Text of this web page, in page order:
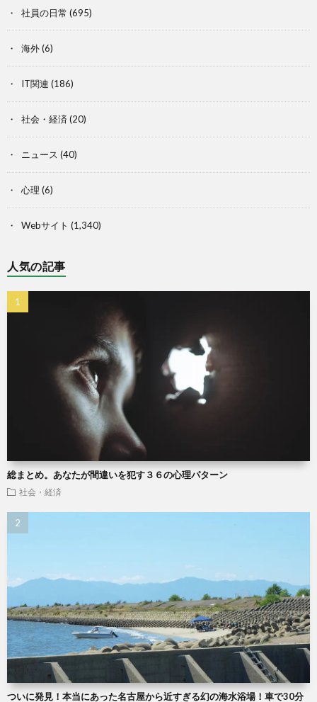
社員の日常 (695)
海外(6)
IT関連 (186)
社会・経済 (20)
ニュース (40)
心理 (6)
Webサイト (1,340)
人気の記事
総まとめ。あなたが間違いを犯す３６の心理パターン
社会・経済
ついに発見！本当にあった名古屋から近すぎる幻の海水浴場！車で30分